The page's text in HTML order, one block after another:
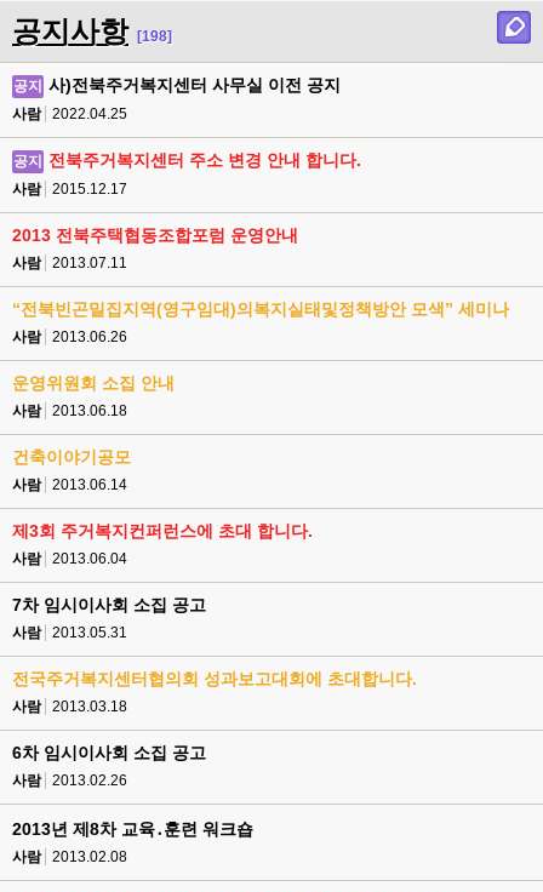
공지사항 [198]
공지 사)전북주거복지센터 사무실 이전 공지
사람 2022.04.25
공지 전북주거복지센터 주소 변경 안내 합니다.
사람 2015.12.17
2013 전북주택협동조합포럼 운영안내
사람 2013.07.11
“전북빈곤밀집지역(영구임대)의복지실태및정책방안 모색” 세미나
사람 2013.06.26
운영위원회 소집 안내
사람 2013.06.18
건축이야기공모
사람 2013.06.14
제3회 주거복지컨퍼런스에 초대 합니다.
사람 2013.06.04
7차 임시이사회 소집 공고
사람 2013.05.31
전국주거복지센터협의회 성과보고대회에 초대합니다.
사람 2013.03.18
6차 임시이사회 소집 공고
사람 2013.02.26
2013년 제8차 교육․훈련 워크숍
사람 2013.02.08